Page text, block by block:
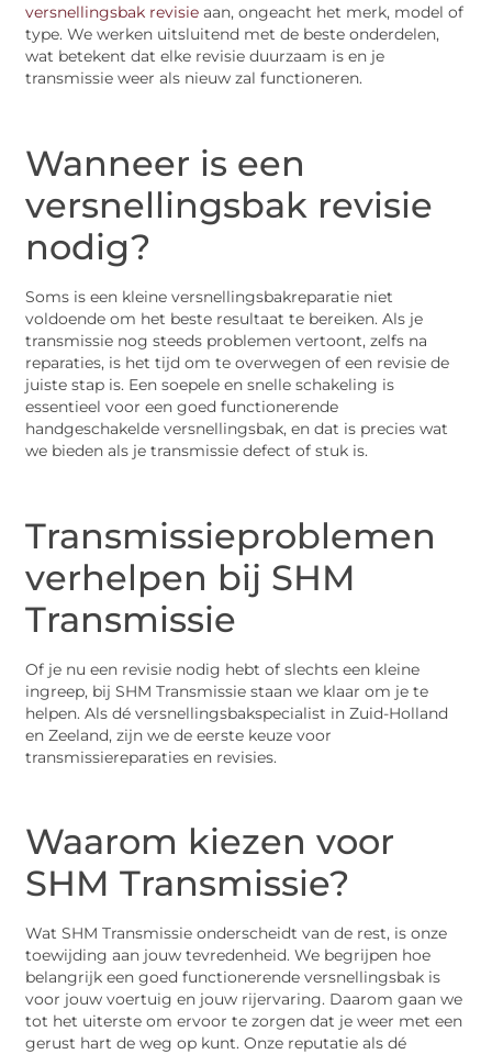
versnellingsbak revisie aan, ongeacht het merk, model of
type. We werken uitsluitend met de beste onderdelen,
wat betekent dat elke revisie duurzaam is en je
transmissie weer als nieuw zal functioneren.
Wanneer is een
versnellingsbak revisie
nodig?
Soms is een kleine versnellingsbakreparatie niet
voldoende om het beste resultaat te bereiken. Als je
transmissie nog steeds problemen vertoont, zelfs na
reparaties, is het tijd om te overwegen of een revisie de
juiste stap is. Een soepele en snelle schakeling is
essentieel voor een goed functionerende
handgeschakelde versnellingsbak, en dat is precies wat
we bieden als je transmissie defect of stuk is.
Transmissieproblemen
verhelpen bij SHM
Transmissie
Of je nu een revisie nodig hebt of slechts een kleine
ingreep, bij SHM Transmissie staan we klaar om je te
helpen. Als dé versnellingsbakspecialist in Zuid-Holland
en Zeeland, zijn we de eerste keuze voor
transmissiereparaties en revisies.
Waarom kiezen voor
SHM Transmissie?
Wat SHM Transmissie onderscheidt van de rest, is onze
toewijding aan jouw tevredenheid. We begrijpen hoe
belangrijk een goed functionerende versnellingsbak is
voor jouw voertuig en jouw rijervaring. Daarom gaan we
tot het uiterste om ervoor te zorgen dat je weer met een
gerust hart de weg op kunt. Onze reputatie als dé